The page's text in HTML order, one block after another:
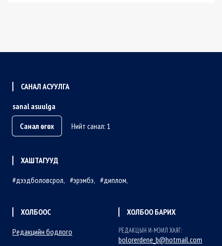
САНАЛ АСУУЛГА
sanal asuulga
Санал өгөх
Нийт санал: 1
ХАШТАГУУД
дээдболовсрол
эрэмбэ диплом
ХОЛБООС
Редакцийн бодлого
ХОЛБОО БАРИХ
РЕДАКЦЫН И-МЭИЛ ХАЯГ:
bolorerdene_b@hotmail.com